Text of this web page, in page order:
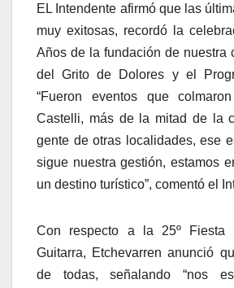
EL Intendente afirmó que las
muy exitosas, recordó la
Años de la fundación de nuestra
del Grito de Dolores y el
“Fueron eventos que
Castelli, más de la mitad de la
gente de otras localidades, ese
sigue nuestra gestión, estamos
un destino turístico”, comentó el
Con respecto a la 25º Fiesta
Guitarra, Etchevarren anunció
de todas, señalando “nos